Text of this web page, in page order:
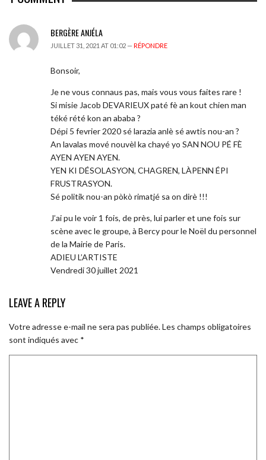
BERGÈRE ANJÉLA
JUILLET 31, 2021 AT 01:02 — RÉPONDRE
Bonsoir,
Je ne vous connaus pas, mais vous vous faites rare !
Si misie Jacob DEVARIEUX paté fè an kout chien man
téké rété kon an ababa ?
Dépi 5 fevrier 2020 sé larazia anlè sé awtis nou-an ?
An lavalas mové nouvèl ka chayé yo SAN NOU PÉ FÈ
AYEN AYEN AYEN.
YEN KI DÉSOLASYON, CHAGREN, LÀPENN ÉPI
FRUSTRASYON.
Sé politik nou-an pòkò rimatjé sa on dirè !!!
J’ai pu le voir 1 fois, de près, lui parler et une fois sur
scène avec le groupe, à Bercy pour le Noël du personnel
de la Mairie de Paris.
ADIEU L’ARTISTE
Vendredi 30 juillet 2021
LEAVE A REPLY
Votre adresse e-mail ne sera pas publiée.Les champs obligatoires
sont indiqués avec *